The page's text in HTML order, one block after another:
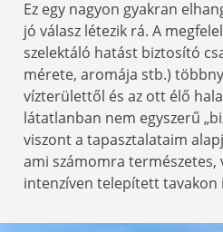
Ez egy nagyon gyakran
jó válasz létezik rá. A
szelektáló hatást biztosító
mérete, aromája stb.)
vízterülettől és az ott élő
látatlanban nem egyszerű
viszont a tapasztalataim
ami számomra természetes,
intenzíven telepített tavakon